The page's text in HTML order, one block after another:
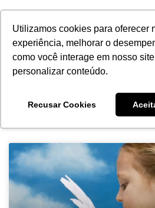
Utilizamos cookies para oferecer
experiência, melhorar o
como você interage em nosso
personalizar conteúdo.
Recusar Cookies
conteúdo
Blog